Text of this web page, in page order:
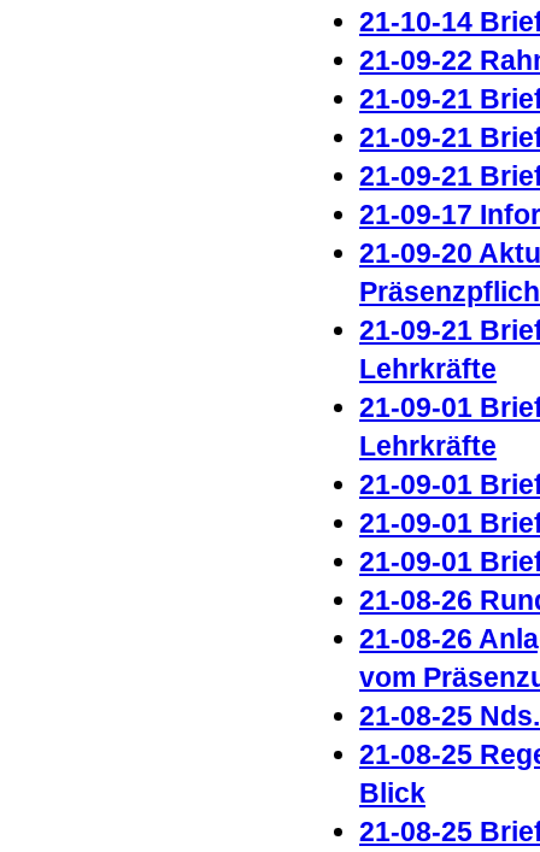
21-10-14
21-09-22
21-09-21
21-09-21
21-09-21
21-09-17
21-09-20
21-09-21
Lehrkräfte
21-09-01
Lehrkräfte
21-09-01
21-09-01
21-09-01
21-08-26
21-08-26
vom
21-08-25
21-08-25
Blick
21-08-25